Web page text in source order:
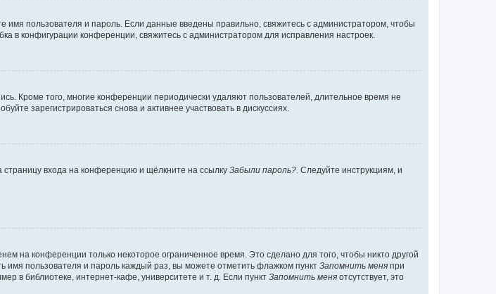
имя пользователя и пароль. Если данные введены правильно, свяжитесь с администратором, чтобы
в конфигурации конференции, свяжитесь с администратором для исправления настроек.
Кроме того, многие конференции периодически удаляют пользователей, длительное время не
зарегистрироваться снова и активнее участвовать в дискуссиях.
страницу входа на конференцию и щёлкните на ссылку Забыли пароль? . Следуйте инструкциям, и
на конференции только некоторое ограниченное время. Это сделано для того, чтобы никто другой
имя пользователя и пароль каждый раз, вы можете отметить флажком пункт Запомнить меня при
в библиотеке, интернет-кафе, университете и т. д. Если пункт Запомнить меня отсутствует, это